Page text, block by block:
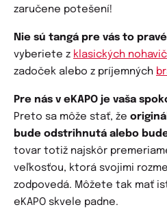
zaručene potešení!
Nie sú tangá pre vás to
vyberiete z klasických
zadoček alebo z príjemných
Pre nás v eKAPO je vaša
Preto sa môže stať, že
bude odstrihnutá alebo
tovar totiž najskôr
veľkosťou, ktorá svojimi
zodpovedá. Môžete tak mať
eKAPO skvele padne.